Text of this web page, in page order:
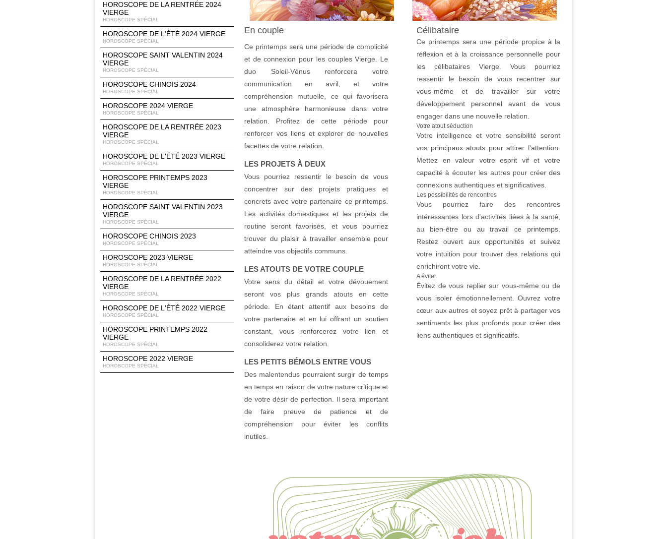
HOROSCOPE DE LA RENTRÉE 2024
VIERGE
HOROSCOPE SPÉCIAL
HOROSCOPE DE L'ÉTÉ 2024 VIERGE
HOROSCOPE SPÉCIAL
HOROSCOPE SAINT VALENTIN 2024
VIERGE
HOROSCOPE SPÉCIAL
HOROSCOPE CHINOIS 2024
HOROSCOPE SPÉCIAL
HOROSCOPE 2024 VIERGE
HOROSCOPE SPÉCIAL
HOROSCOPE DE LA RENTRÉE 2023
VIERGE
HOROSCOPE SPÉCIAL
HOROSCOPE DE L'ÉTÉ 2023 VIERGE
HOROSCOPE SPÉCIAL
HOROSCOPE PRINTEMPS 2023
VIERGE
HOROSCOPE SPÉCIAL
HOROSCOPE SAINT VALENTIN 2023
VIERGE
HOROSCOPE SPÉCIAL
HOROSCOPE CHINOIS 2023
HOROSCOPE SPÉCIAL
HOROSCOPE 2023 VIERGE
HOROSCOPE SPÉCIAL
HOROSCOPE DE LA RENTRÉE 2022
VIERGE
HOROSCOPE SPÉCIAL
HOROSCOPE DE L'ÉTÉ 2022 VIERGE
HOROSCOPE SPÉCIAL
HOROSCOPE PRINTEMPS 2022
VIERGE
HOROSCOPE SPÉCIAL
HOROSCOPE 2022 VIERGE
HOROSCOPE SPÉCIAL
En couple
Ce printemps sera une période de complicité
et de connexion pour les couples Vierge. Le
duo Soleil-Vénus renforcera votre
communication en avril, et votre
compréhension mutuelle, ce qui favorisera
une atmosphère harmonieuse dans votre
relation. Profitez de cette période pour
renforcer vos liens et explorer de nouvelles
facettes de votre relation.
LES PROJETS À DEUX
Vous pourriez ressentir le besoin de vous
concentrer sur des projets pratiques et
concrets avec votre partenaire ce printemps.
Les activités domestiques et les projets de
routine seront favorisés, et vous pourriez
trouver du plaisir à travailler ensemble pour
atteindre vos objectifs communs.
LES ATOUTS DE VOTRE COUPLE
Votre sens du détail et votre dévouement
seront vos plus grands atouts en cette
période. En étant attentif aux besoins de
votre partenaire et en lui offrant un soutien
constant, vous renforcerez votre lien et
consoliderez votre relation.
LES PETITS BÉMOLS ENTRE VOUS
Des malentendus pourraient surgir de temps
en temps en raison de votre nature critique et
de votre désir de perfection. Il sera important
de faire preuve de patience et de
compréhension pour éviter les conflits
inutiles.
Célibataire
Ce printemps sera une période propice à la
réflexion et à la croissance personnelle pour
les célibataires Vierge. Vous pourriez
ressentir le besoin de vous recentrer sur
vous-même et de travailler sur votre
développement personnel avant de vous
engager dans une nouvelle relation.
Votre atout séduction
Votre intelligence et votre sensibilité seront
vos principaux atouts pour attirer l'attention.
Mettez en valeur votre esprit vif et votre
capacité à écouter les autres pour créer des
connexions authentiques et significatives.
Les possibilités de rencontres
Vous pourriez faire des rencontres
intéressantes lors d'activités liées à la santé,
au bien-être ou au travail ce printemps.
Restez ouvert aux opportunités et suivez
votre intuition pour trouver des relations qui
enrichiront votre vie.
A éviter
Évitez de vous replier sur vous-même ou de
vous isoler émotionnellement. Ouvrez votre
cœur aux autres et soyez prêt à partager vos
sentiments les plus profonds pour créer des
liens authentiques et significatifs.